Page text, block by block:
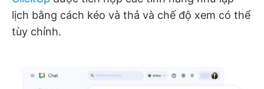
lịch bằng cách kéo và thả và chế độ xem có thể
tùy chỉnh.